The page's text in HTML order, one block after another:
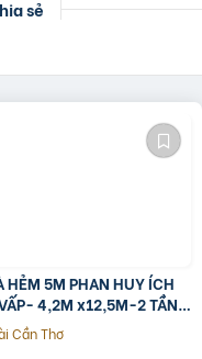
sẻ
HẺM 5M PHAN HUY ÍCH
4,2M x12,5M-2 TẦNG
4,4 TỶ
Cần Thơ